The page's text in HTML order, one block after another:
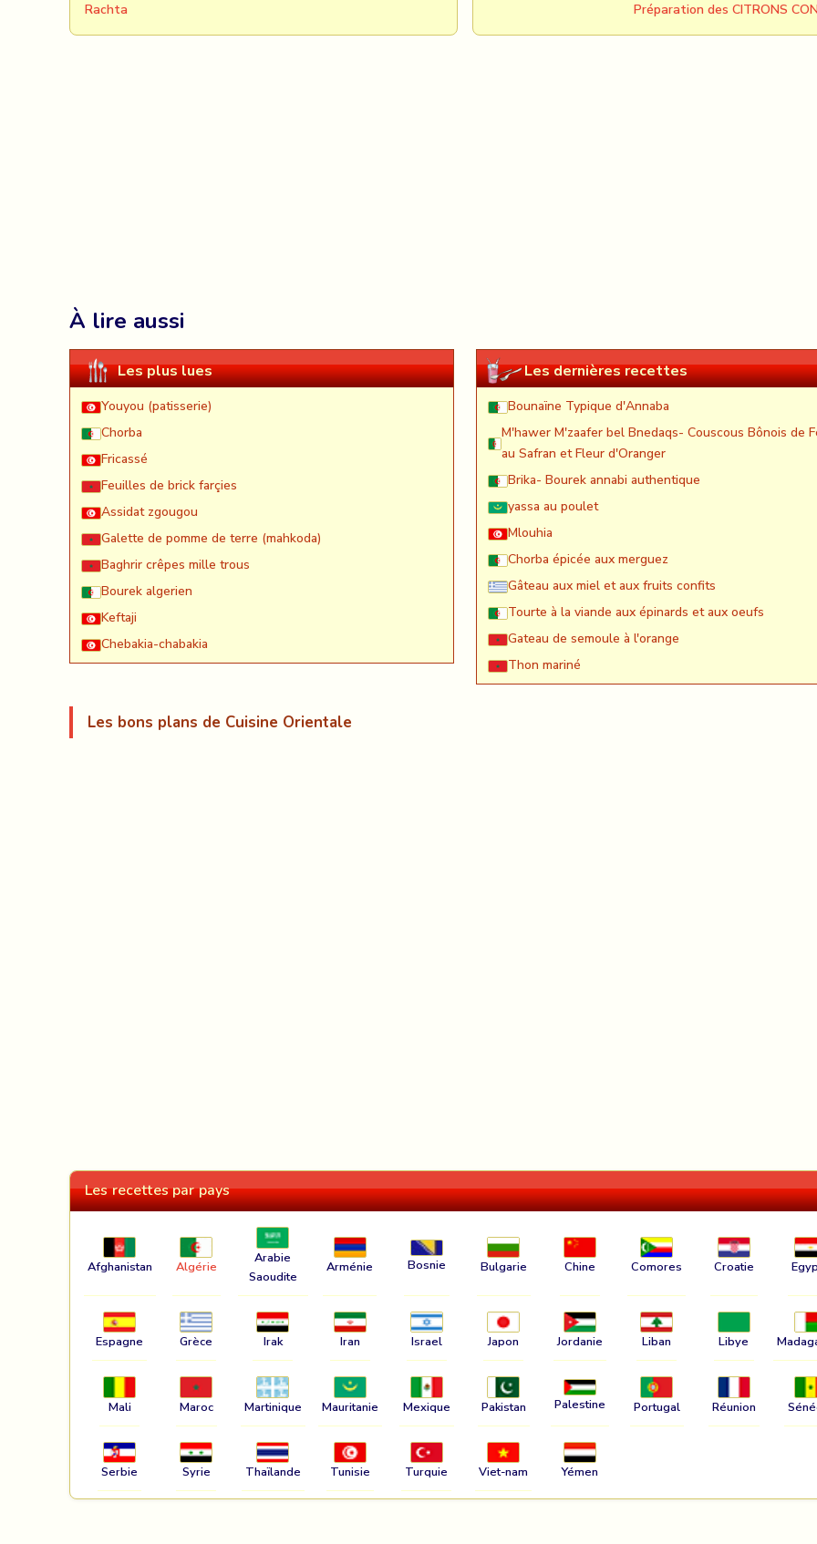
Rachta Préparation des CITRONS
À lire aussi
Les plus lues
Youyou (patisserie)
Chorba
Fricassé
Feuilles de brick farçies
Assidat zgougou
Galette de pomme de terre (mahkoda)
Baghrir crêpes mille trous
Bourek algerien
Keftaji
Chebakia-chabakia
Les dernières recettes
Bounaïne Typique d'Annaba
M'hawer M'zaafer bel Bnedaqs- Couscous Bônois de
au Safran et Fleur d'Oranger
Brika- Bourek annabi authentique
yassa au poulet
Mlouhia
Chorba épicée aux merguez
Gâteau aux miel et aux fruits confits
Tourte à la viande aux épinards et aux oeufs
Gateau de semoule à l'orange
Thon mariné
Les bons plans de Cuisine Orientale
Les recettes par pays
Afghanistan Algérie
Arabie
Saoudite
Arménie Bosnie Bulgarie Chine Comores Croatie
Espagne Grèce Irak Iran Israel Japon Jordanie Liban Libye
Mali Maroc Martinique Mauritanie Mexique Pakistan Palestine Portugal Réunion
Serbie Syrie Thaïlande Tunisie Turquie Viet-nam Yémen